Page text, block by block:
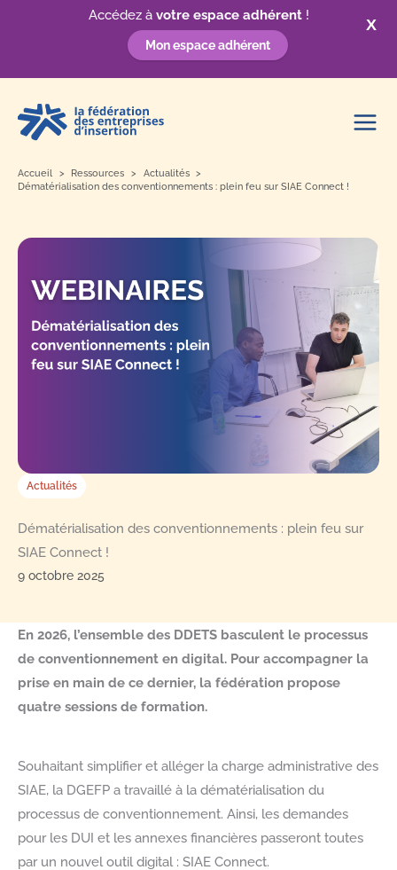
X
Accédez à votre espace adhérent!
Mon espace adhérent
contenu
Accueil Ressources
Actualités
Dématérialisation des conventionnements : plein feu sur SIAE Connect !
Actualités
Dématérialisation des conventionnements : plein feu sur
SIAE Connect !
9 octobre 2025
En 2026, l’ensemble des DDETS basculent le processus
de conventionnement en digital. Pour accompagner la
prise en main de ce dernier, la fédération propose
quatre sessions de formation.
Souhaitant simplifier et alléger la charge administrative des
SIAE, la DGEFP a travaillé à la dématérialisation du
processus de conventionnement. Ainsi, les demandes
pour les DUI et les annexes financières passeront toutes
par un nouvel outil digital : SIAE Connect.